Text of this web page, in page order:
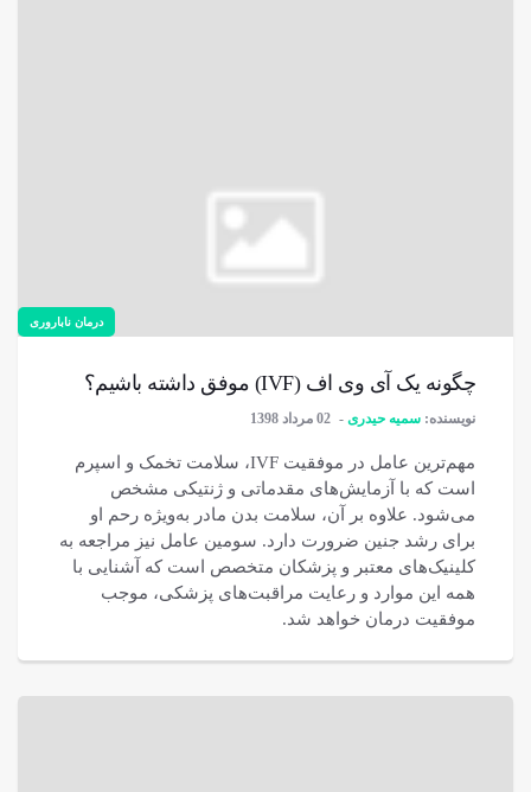
درمان ناباروری
چگونه یک آی وی اف (IVF) موفق داشته باشیم؟
نویسنده: سمیه حیدری 02 مرداد 1398
مهم‌ترین عامل در موفقیت IVF، سلامت تخمک و اسپرم
است که با آزمایش‌های مقدماتی و ژنتیکی مشخص
می‌شود. علاوه بر آن، سلامت بدن مادر به‌ویژه رحم او
برای رشد جنین ضرورت دارد. سومین عامل نیز مراجعه به
کلینیک‌های معتبر و پزشکان متخصص است که آشنایی با
همه این موارد و رعایت مراقبت‌های پزشکی، موجب
موفقیت درمان خواهد شد.